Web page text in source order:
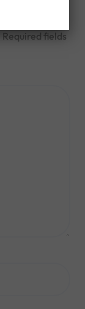
Required fields